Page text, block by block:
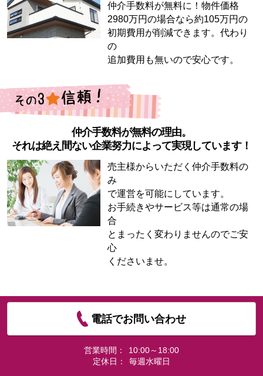
仲介手数料が無料に！物件価格
2980万円の場合なら約105万円の
初期費用が削減できます。代わり
の
追加費用も無いので安心です。
仲介手数料が無料の理由。
それは絶え間ない企業努力によって実現しています！
売主様からいただく仲介手数料の
み
で運営を可能にしています。
お手続きやサービス等は通常の場
合
とまったく変わりませんのでご安
心
くださいませ。
電話でお問い合わせ
営業時間：
10:00～18:00
定休日：
毎週水曜日